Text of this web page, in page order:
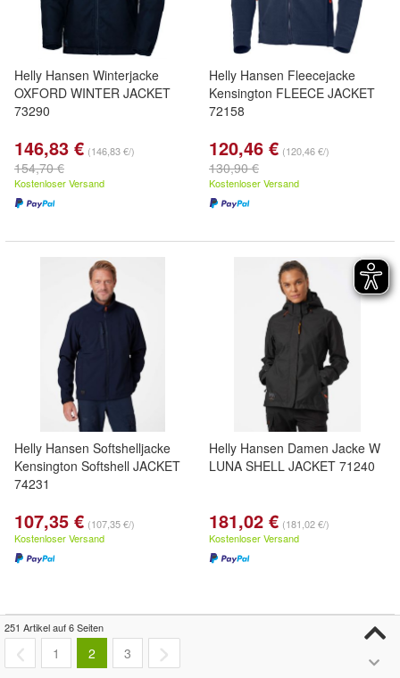
Helly Hansen Winterjacke
OXFORD WINTER JACKET
73290
146,83 € (146,83 €/)
154,70 €
Kostenloser Versand
Helly Hansen Fleecejacke
Kensington FLEECE JACKET
72158
120,46 € (120,46 €/)
130,90 €
Kostenloser Versand
Helly Hansen Softshelljacke
Kensington Softshell JACKET
74231
107,35 € (107,35 €/)
Kostenloser Versand
Helly Hansen Damen Jacke W
LUNA SHELL JACKET 71240
181,02 € (181,02 €/)
Kostenloser Versand
- 24%
251 Artikel auf 6 Seiten
1 2 3